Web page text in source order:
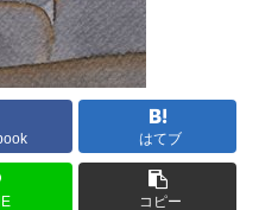
はてブ
コピー